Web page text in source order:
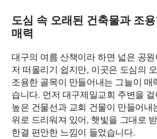
도심 속 오래된 건축물과 조용
매력
대구의 여름 산책이라 하면 넓은 공
저 떠올리기 쉽지만, 이곳은 도심의
조용한 골목이 만들어내는 그늘이 매
습니다. 먼저 대구제일교회 주변을
높은 건물선과 교회 건물이 만들어내
위로 드리워져 있어, 햇빛을 그대로
한결 편안한 느낌이 들었습니다.